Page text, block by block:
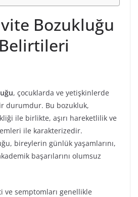
Bozukluğu
, çocuklarda ve yetişkinlerde
durumdur. Bu bozukluk,
ile birlikte, aşırı hareketlilik ve
ile karakterizedir.
bireylerin günlük yaşamlarını,
başarılarını olumsuz
semptomları genellikle